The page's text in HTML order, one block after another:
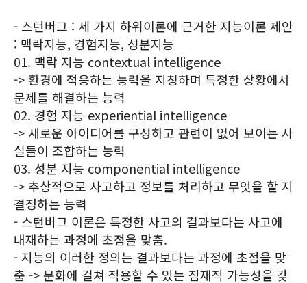
- 스턴버그 : 세 가지 하위이론에 근거한 지능이론 제안
: 맥락지능, 경험지능, 성분지능
01. 맥락 지능 contextual intelligence
-> 환경에 적응하는 능력을 지칭하며 특정한 상황에서
문제를 해결하는 능력
02. 경험 지능 experiential intelligence
-> 새로운 아이디어를 구성하고 관련이 없어 보이는 사
실들이 조합하는 능력
03. 성분 지능 componential intelligence
-> 추상적으로 사고하고 정보를 처리하고 무엇을 할 지
결정하는 능력
- 스턴버그 이론은 특정한 사고의 결과보다는 사고에
내재하는 과정에 초점을 맞춤.
- 지능의 이러한 정의는 결과보다는 과정에 초점을 맞
춤 -> 문화에 걸쳐 적용할 수 있는 잠재적 가능성을 갖